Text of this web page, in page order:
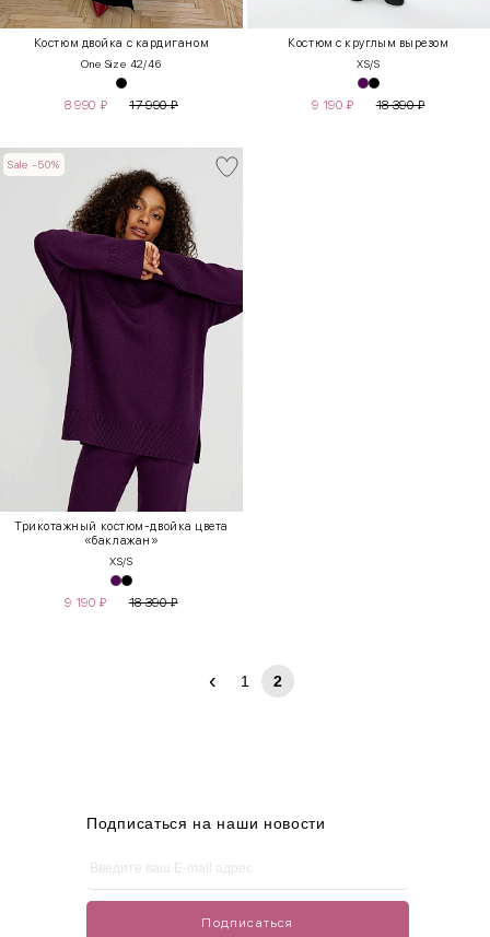
Костюм двойка с кардиганом
One Size 42/46
8 990 ₽ 17 990₽
Костюм с круглым вырезом
XS/S
9 190 ₽ 18 390₽
Sale -50%
Трикотажный костюм-двойка цвета
«баклажан»
XS/S
9 190 ₽ 18 390₽
‹ 1 2
Подписаться на наши новости
Подписаться